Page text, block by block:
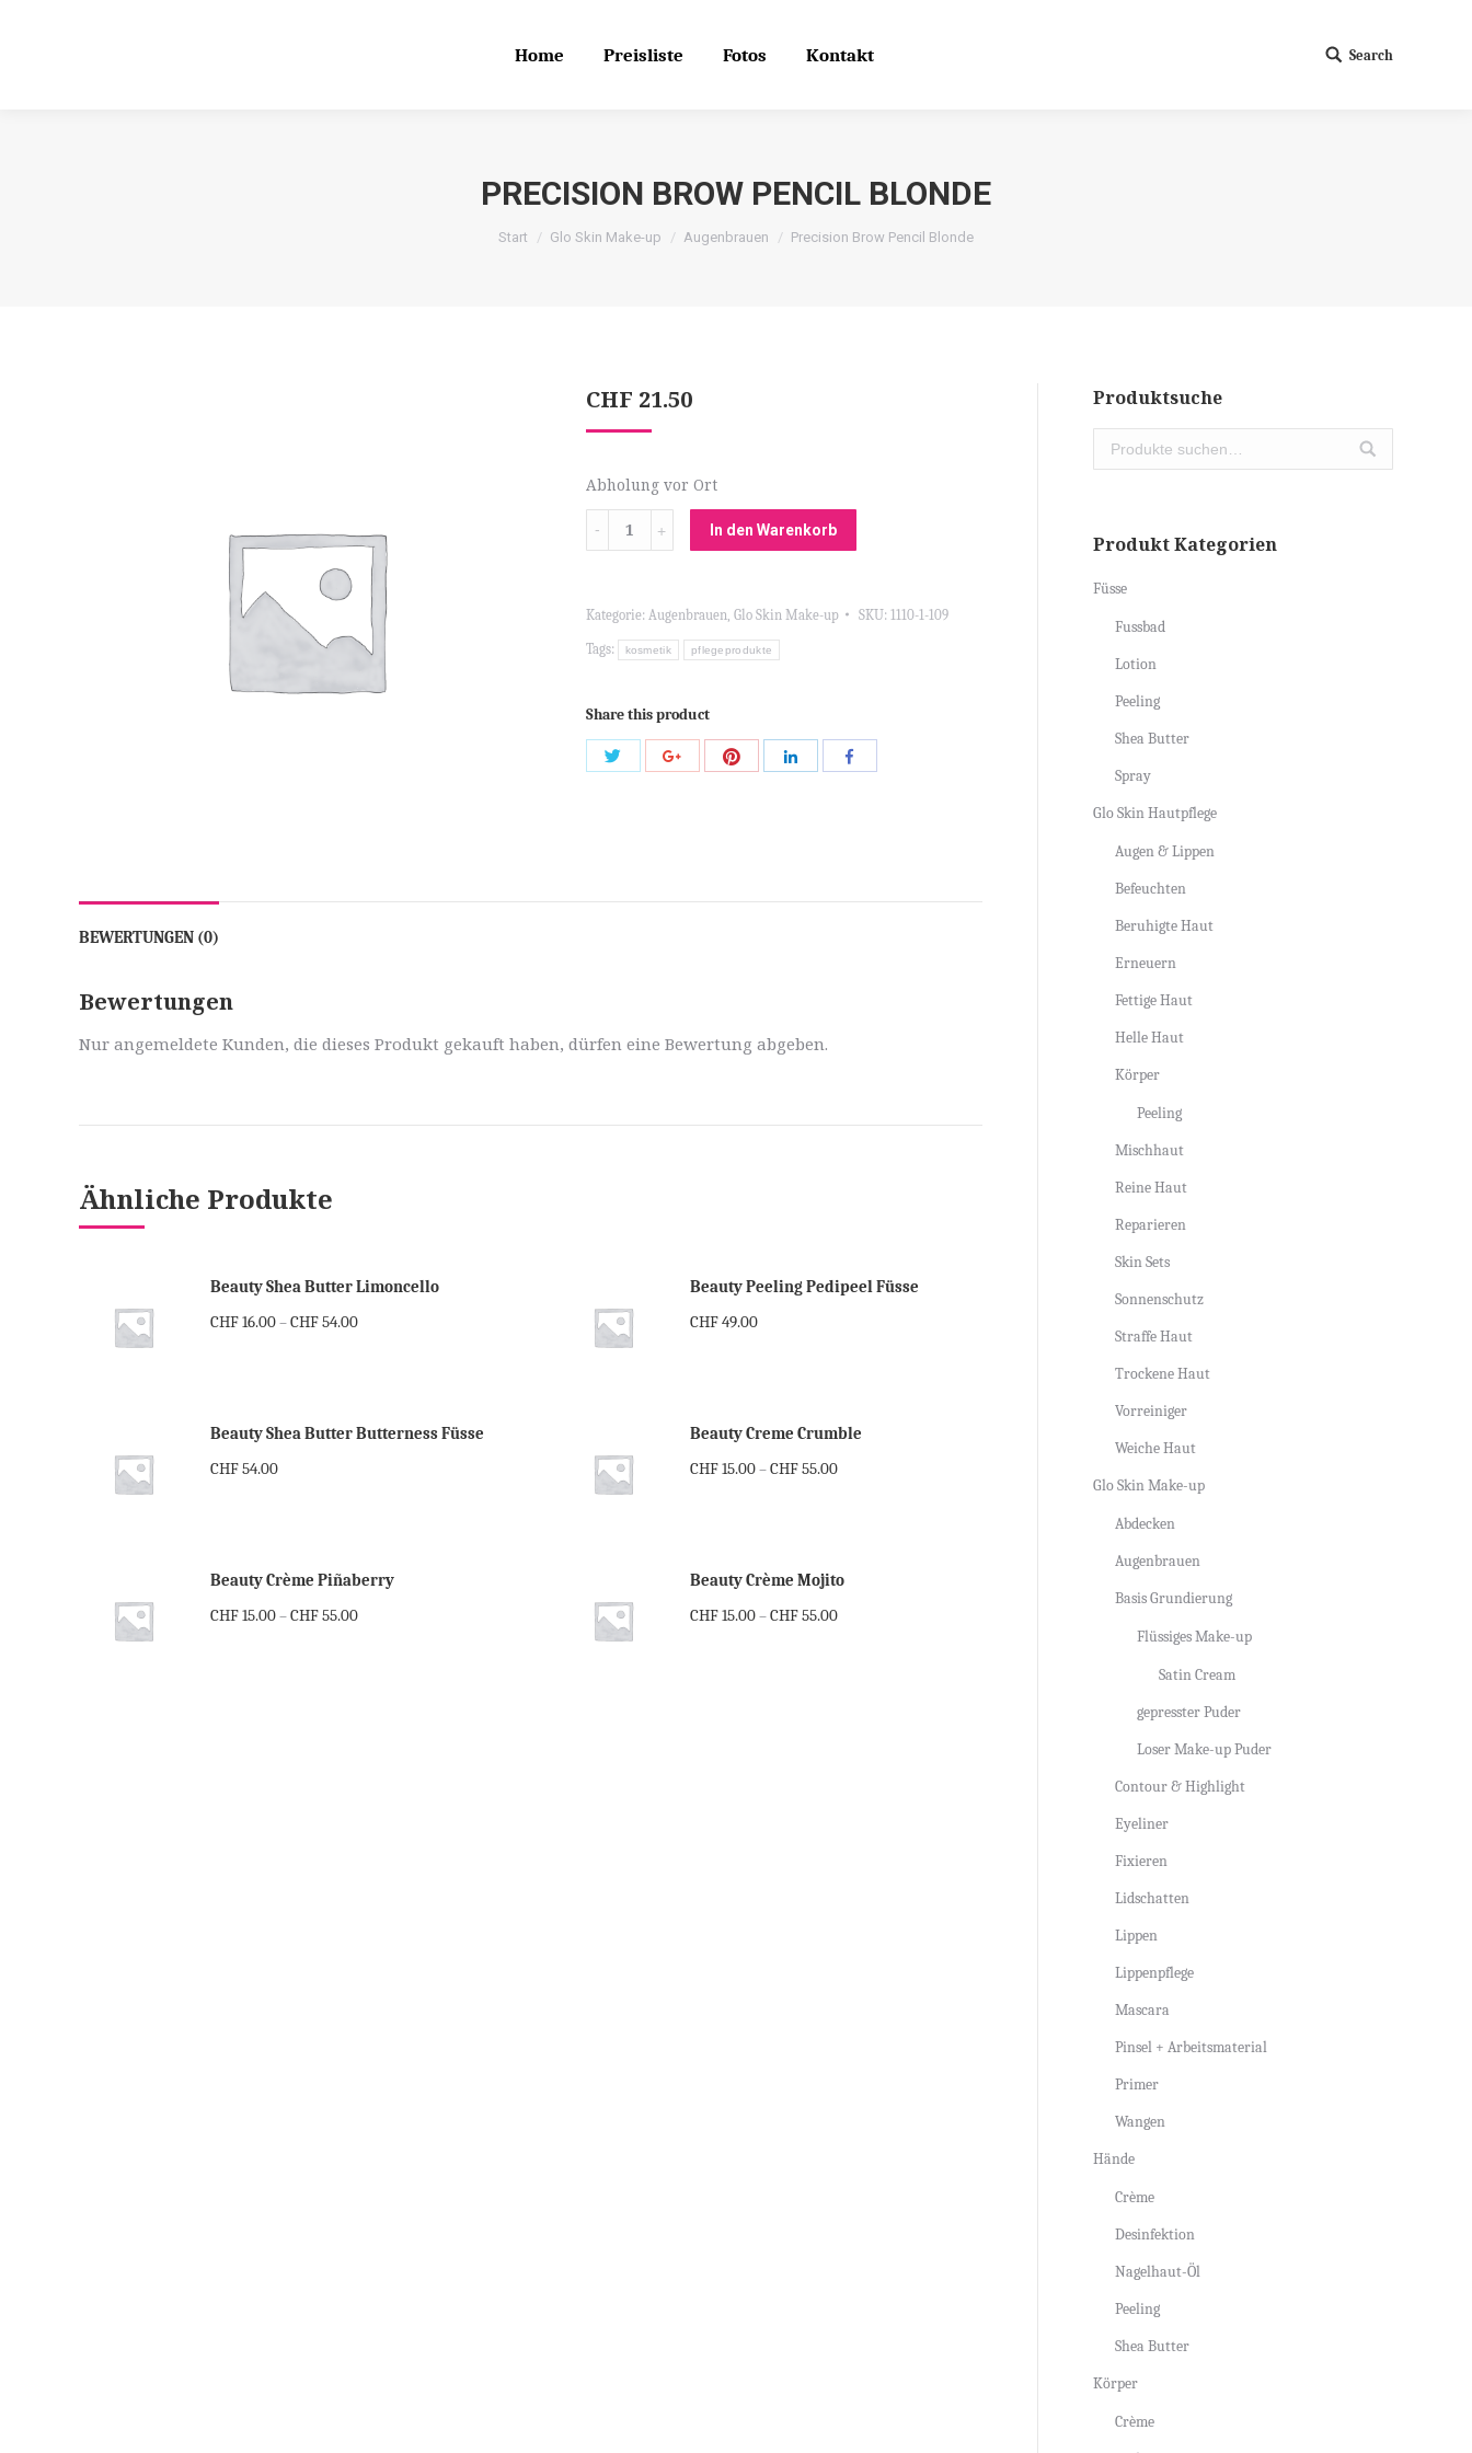
Home Preisliste Fotos Kontakt Search:
Search
PRECISION BROW PENCIL BLONDE
Start Glo Skin Make-up Augenbrauen Precision Brow Pencil Blonde
CHF 21.50
Abholung vor Ort
Menge
In den Warenkorb
Kategorie: Augenbrauen Glo Skin Make-up SKU: 1110-1-109
Tags: kosmetik pflegeprodukte
Share this product
Share
Share
Share
Share Share
BEWERTUNGEN (0)
Bewertungen
Nur angemeldete Kunden, die dieses Produkt gekauft haben, dürfen eine Bewertung abgeben.
Ähnliche Produkte
Beauty Shea Butter Limoncello
CHF16.00–CHF54.00
Beauty Peeling Pedipeel Füsse
CHF49.00
Beauty Shea Butter Butterness Füsse
CHF54.00
Beauty Creme Crumble
CHF15.00–CHF55.00
Beauty Crème Piñaberry
CHF15.00–CHF55.00
Beauty Crème Mojito
CHF15.00–CHF55.00
Produktsuche
Produkt Kategorien
Füsse
Fussbad
Lotion
Peeling
Shea Butter
Spray
Glo Skin Hautpflege
Augen & Lippen
Befeuchten
Beruhigte Haut
Erneuern
Fettige Haut
Helle Haut
Körper
Peeling
Mischhaut
Reine Haut
Reparieren
Skin Sets
Sonnenschutz
Straffe Haut
Trockene Haut
Vorreiniger
Weiche Haut
Glo Skin Make-up
Abdecken
Augenbrauen
Basis Grundierung
Flüssiges Make-up
Satin Cream
gepresster Puder
Loser Make-up Puder
Contour & Highlight
Eyeliner
Fixieren
Lidschatten
Lippen
Lippenpflege
Mascara
Pinsel + Arbeitsmaterial
Primer
Wangen
Hände
Crème
Desinfektion
Nagelhaut-Öl
Peeling
Shea Butter
Körper
Crème